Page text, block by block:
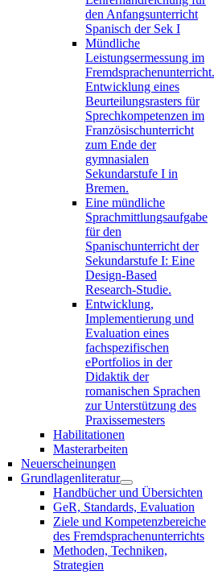
den Anfangsunterricht
Spanisch der Sek I
Mündliche
Leistungsermessung im
Fremdsprachenunterricht.
Entwicklung eines
Beurteilungsrasters für
Sprechkompetenzen im
Französischunterricht
zum Ende der
gymnasialen
Sekundarstufe I in
Bremen.
Eine mündliche
Sprachmittlungsaufgabe
für den
Spanischunterricht der
Sekundarstufe I: Eine
Design-Based
Research-Studie.
Entwicklung,
Implementierung und
Evaluation eines
fachspezifischen
ePortfolios in der
Didaktik der
romanischen Sprachen
zur Unterstützung des
Praxissemesters
Habilitationen
Masterarbeiten
Neuerscheinungen
Grundlagenliteratur
Handbücher und Übersichten
GeR, Standards, Evaluation
Ziele und Kompetenzbereiche
des Fremdsprachenunterrichts
Methoden, Techniken,
Strategien